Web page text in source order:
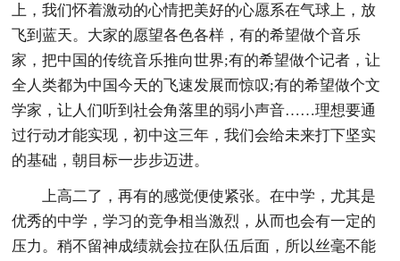
上，我们怀着激动的心情把美好的心愿系在气球上，放
飞到蓝天。大家的愿望各色各样，有的希望做个音乐
家，把中国的传统音乐推向世界;有的希望做个记者，让
全人类都为中国今天的飞速发展而惊叹;有的希望做个文
学家，让人们听到社会角落里的弱小声音……理想要通
过行动才能实现，初中这三年，我们会给未来打下坚实
的基础，朝目标一步步迈进。
上高二了，再有的感觉便使紧张。在中学，尤其是
优秀的中学，学习的竞争相当激烈，从而也会有一定的
压力。稍不留神成绩就会拉在队伍后面，所以丝毫不能